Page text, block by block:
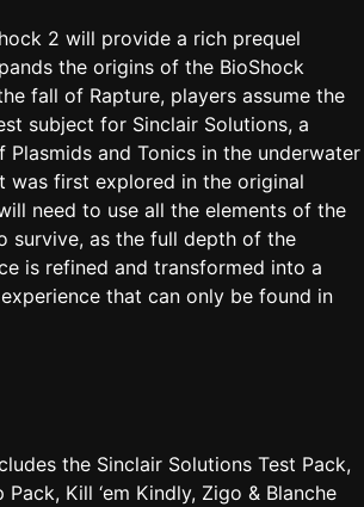
2 will provide a rich prequel
the origins of the BioShock
fall of Rapture, players assume the
subject for Sinclair Solutions, a
and Tonics in the underwater
was first explored in the original
need to use all the elements of the
survive, as the full depth of the
is refined and transformed into a
that can only be found in
the Sinclair Solutions Test Pack,
Kill ‘em Kindly, Zigo & Blanche